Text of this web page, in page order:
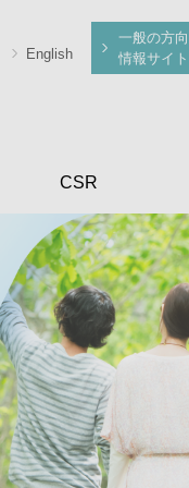
English
一般の方
情報サイト
CSR